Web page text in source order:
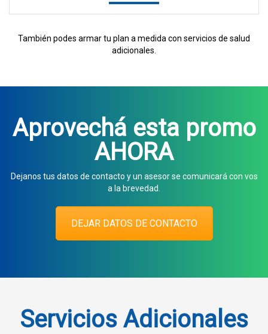
También podes armar tu plan a medida con servicios de salud
adicionales.
Aprovechá esta promo
AHORA
Dejanos tus datos de contacto y un asesor se comunicará con vos
a la brevedad.
DEJAR DATOS DE CONTACTO
Servicios Adicionales